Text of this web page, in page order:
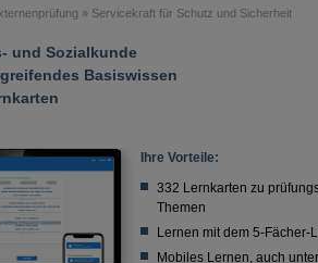
» Servicekraft für Schutz und Sicherheit
und Sozialkunde
Basiswissen
Ihre Vorteile:
332 Lernkarten zu
Themen
Lernen mit dem 5-Fächer-
Mobiles Lernen, auch